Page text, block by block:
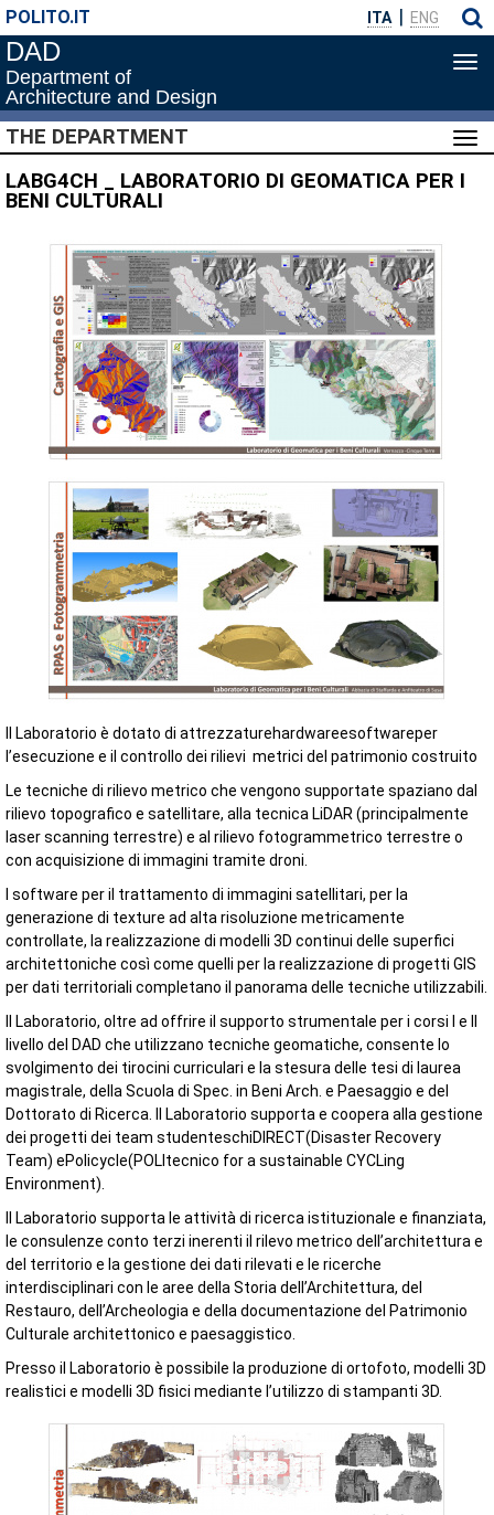
POLITO.IT ITA ENG
DAD
Department of
Architecture and Design
THE DEPARTMENT
LABG4CH _ LABORATORIO DI GEOMATICA PER I
BENI CULTURALI
Il Laboratorio è dotato di attrezzaturehardwareesoftwareper
l’esecuzione e il controllo dei rilievi metrici del patrimonio costruito
Le tecniche di rilievo metrico che vengono supportate spaziano dal
rilievo topografico e satellitare, alla tecnica LiDAR (principalmente
laser scanning terrestre) e al rilievo fotogrammetrico terrestre o
con acquisizione di immagini tramite droni.
I software per il trattamento di immagini satellitari, per la
generazione di texture ad alta risoluzione metricamente
controllate, la realizzazione di modelli 3D continui delle superfici
architettoniche così come quelli per la realizzazione di progetti GIS
per dati territoriali completano il panorama delle tecniche utilizzabili.
Il Laboratorio, oltre ad offrire il supporto strumentale per i corsi I e II
livello del DAD che utilizzano tecniche geomatiche, consente lo
svolgimento dei tirocini curriculari e la stesura delle tesi di laurea
magistrale, della Scuola di Spec. in Beni Arch. e Paesaggio e del
Dottorato di Ricerca. Il Laboratorio supporta e coopera alla gestione
dei progetti dei team studenteschiDIRECT(Disaster Recovery
Team) ePolicycle(POLItecnico for a sustainable CYCLing
Environment).
Il Laboratorio supporta le attività di ricerca istituzionale e finanziata,
le consulenze conto terzi inerenti il rilevo metrico dell’architettura e
del territorio e la gestione dei dati rilevati e le ricerche
interdisciplinari con le aree della Storia dell’Architettura, del
Restauro, dell’Archeologia e della documentazione del Patrimonio
Culturale architettonico e paesaggistico.
Presso il Laboratorio è possibile la produzione di ortofoto, modelli 3D
realistici e modelli 3D fisici mediante l’utilizzo di stampanti 3D.